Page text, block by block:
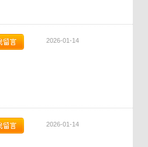
2026-01-14
2026-01-14